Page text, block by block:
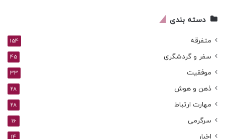
دسته بندی
متفرقه 154
سفر و گردشگری 45
موفقیت 33
ذهن و هوش 28
مهارت ارتباط 28
سرگرمی 16
اخبار 14